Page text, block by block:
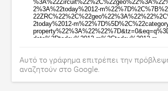
Αυτό το γράφημα επιτρέπει την
αναζητούν στο Google.